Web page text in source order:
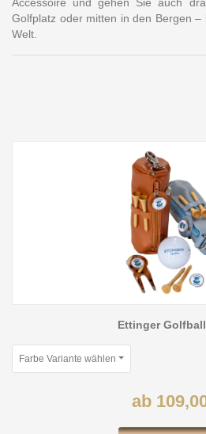
Golfplatz oder mitten in den Bergen –
Welt.
Ettinger
Farbe Variante wählen
ab